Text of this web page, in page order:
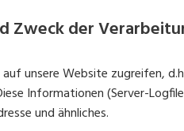
Zweck der
auf unsere Website zugreifen,
Informationen (Server-
und ähnliches.